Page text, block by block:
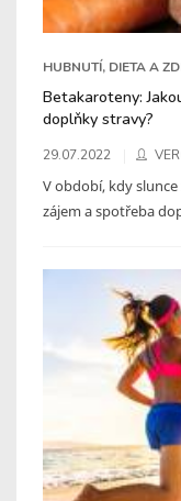
HUBNUTÍ, DIETA A
Betakaroteny:
doplňky stravy?
29.07.2022
V období, kdy
zájem a spotřeba